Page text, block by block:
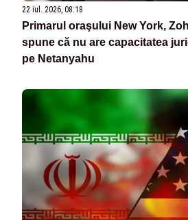
22 iul. 2026, 08:18
Primarul oraşului New York,
spune că nu are capacitatea
pe Netanyahu